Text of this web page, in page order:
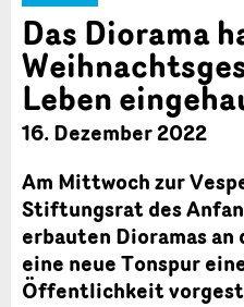
Das Diorama
Leben
16. Dezember 2022
Am Mittwoch zur
Stiftungsrat des
erbauten Dioramas
eine neue Tonspur
Öffentlichkeit